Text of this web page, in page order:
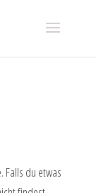
Falls du etwas